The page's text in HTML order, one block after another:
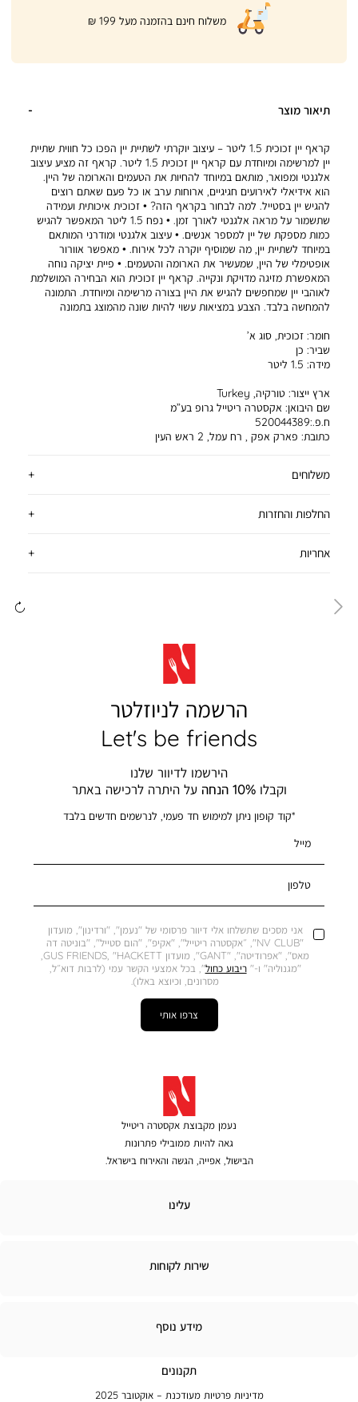
|
product
page
banner
משלוח חינם בהזמנה מעל 199 ₪
תיאור מוצר
משלוחים
החלפות והחזרות
אחריות
קראף יין זכוכית 1.5 ליטר – עיצוב יוקרתי לשתיית יין הפכו כל חווית שתיית
יין למרשימה ומיוחדת עם קראף יין זכוכית 1.5 ליטר. קראף זה מציע עיצוב
אלגנטי ומפואר, מותאם במיוחד להחיות את הטעמים והארומה של היין.
הוא אידיאלי לאירועים חגיגיים, ארוחות ערב או כל פעם שאתם רוצים
להגיש יין בסטייל. למה לבחור בקראף הזה? • זכוכית איכותית ועמידה
שתשמור על מראה אלגנטי לאורך זמן. • נפח 1.5 ליטר המאפשר להגיש
כמות מספקת של יין למספר אנשים. • עיצוב אלגנטי ומודרני המותאם
במיוחד לשתיית יין, מה שמוסיף יוקרה לכל אירוח. • מאפשר אוורור
אופטימלי של היין, שמעשיר את הארומה והטעמים. • פיית יציקה נוחה
המאפשרת מזיגה מדויקת ונקייה. קראף יין זכוכית הוא הבחירה המושלמת
לאוהבי יין שמחפשים להגיש את היין בצורה מרשימה ומיוחדת. התמונה
להמחשה בלבד. הצבע במציאות עשוי להיות שונה מהמוצג בתמונה
חומר: זכוכית, סוג א’
שביר: כן
מידה: 1.5 ליטר
ארץ ייצור: טורקיה, Turkey
שם היבואן: אקסטרה ריטייל גרופ בע”מ
ח.פ.:520044389
כתובת: פארק אפק , רח עמל, 2 ראש העין
הרשמה לניוזלטר
Let's be friends
הירשמו לדיוור שלנו
וקבלו10% הנחה על היתרה לרכישה באתר
*קוד קופון ניתן למימוש חד פעמי, לנרשמים חדשים בלבד
מייל
טלפון
אני מסכים שתשלחו אלי דיוור פרסומי של "נעמן", "ורדינון", מועדון
"NV CLUB", ״אקסטרה ריטייל", "אקיפ", "הום סטייל", "בוניטה דה
מאס", "אפרודיטה", "GANT", מועדון GUS FRIENDS, "HACKETT,
"מגנוליה" ו-" ריבוע כחול", בכל אמצעי הקשר עמי (לרבות דוא״ל,
מסרונים, וכיוצא באלו).
צרפו אותי
נעמן מקבוצת אקסטרה ריטייל
גאה להיות ממובילי פתרונות
הבישול, אפייה, הגשה והאירוח בישראל.
עלינו
שירות לקוחות
מידע
מידע נוסף
תקנונים
מדיניות פרטיות מעודכנת – אוקטובר 2025